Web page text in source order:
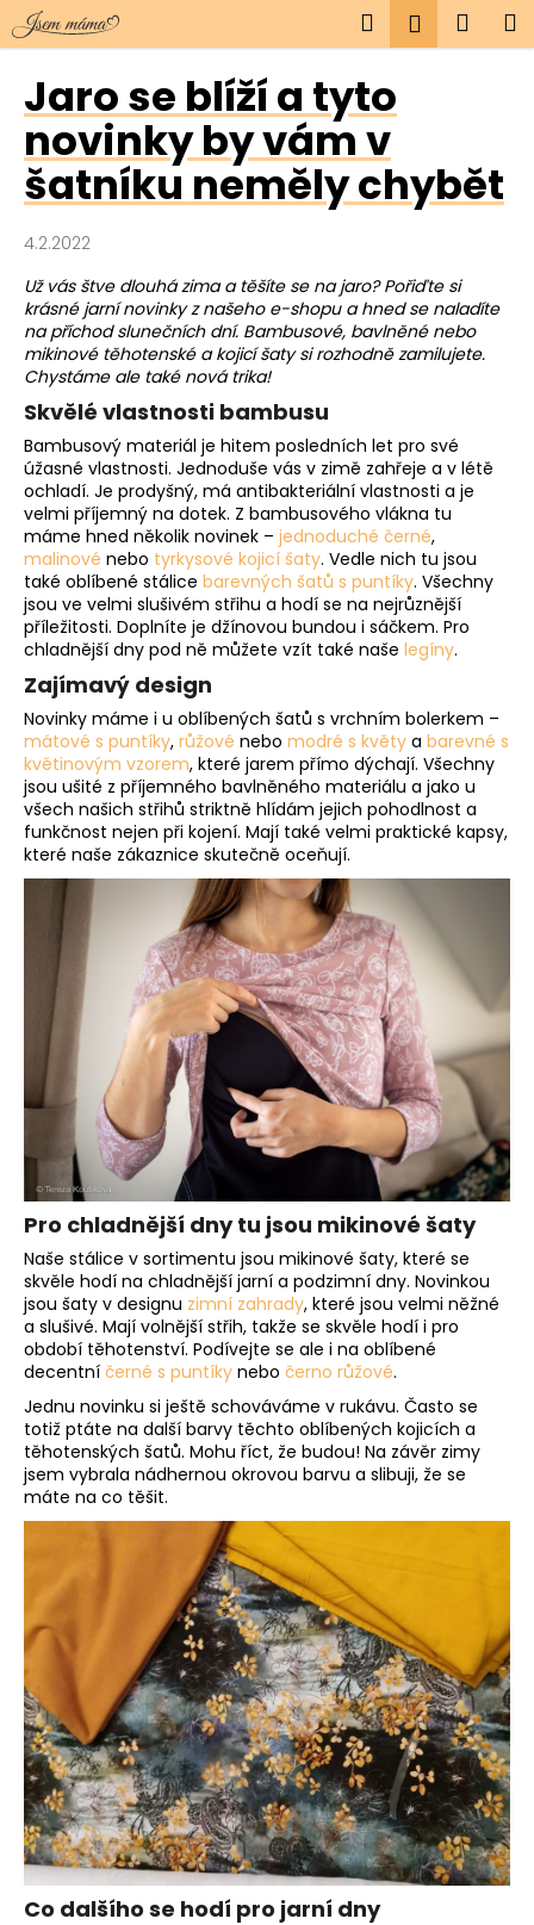
Přejít
na
obsah
Hledat
Jaro se blíží a tyto
novinky by vám v
šatníku neměly chybět
4.2.2022
Už vás štve dlouhá zima a těšíte se na jaro? Pořiďte si
krásné jarní novinky z našeho e-shopu a hned se naladíte
na příchod slunečních dní. Bambusové, bavlněné nebo
mikinové těhotenské a kojicí šaty si rozhodně zamilujete.
Chystáme ale také nová trika!
Skvělé vlastnosti bambusu
Bambusový materiál je hitem posledních let pro své
úžasné vlastnosti. Jednoduše vás v zimě zahřeje a v létě
ochladí. Je prodyšný, má antibakteriální vlastnosti a je
velmi příjemný na dotek. Z bambusového vlákna tu
máme hned několik novinek – jednoduché černé,
malinové nebo tyrkysové kojicí šaty. Vedle nich tu jsou
také oblíbené stálice barevných šatů s puntíky. Všechny
jsou ve velmi slušivém střihu a hodí se na nejrůznější
příležitosti. Doplníte je džínovou bundou i sáčkem. Pro
chladnější dny pod ně můžete vzít také naše legíny.
Zajímavý design
Novinky máme i u oblíbených šatů s vrchním bolerkem –
mátové s puntíky, růžové nebo modré s květy a barevné s
květinovým vzorem, které jarem přímo dýchají. Všechny
jsou ušité z příjemného bavlněného materiálu a jako u
všech našich střihů striktně hlídám jejich pohodlnost a
funkčnost nejen při kojení. Mají také velmi praktické kapsy,
které naše zákaznice skutečně oceňují.
Pro chladnější dny tu jsou mikinové šaty
Naše stálice v sortimentu jsou mikinové šaty, které se
skvěle hodí na chladnější jarní a podzimní dny. Novinkou
jsou šaty v designu zimní zahrady, které jsou velmi něžné
a slušivé. Mají volnější střih, takže se skvěle hodí i pro
období těhotenství. Podívejte se ale i na oblíbené
decentní černé s puntíky nebo černo růžové.
Jednu novinku si ještě schováváme v rukávu. Často se
totiž ptáte na další barvy těchto oblíbených kojicích a
těhotenských šatů. Mohu říct, že budou! Na závěr zimy
jsem vybrala nádhernou okrovou barvu a slibuji, že se
máte na co těšit.
Co dalšího se hodí pro jarní dny
o
C
o
p
t
ř
e
b
u
j
e
t
e
n
a
j
í
t
?
HLEDAT
u
e
e